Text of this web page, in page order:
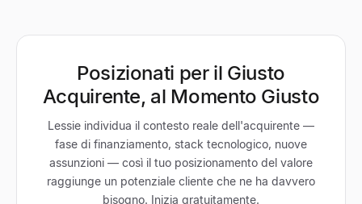
Posizionati per il Giusto
Acquirente, al Momento Giusto
Lessie individua il contesto reale dell'acquirente —
fase di finanziamento, stack tecnologico, nuove
assunzioni — così il tuo posizionamento del valore
raggiunge un potenziale cliente che ne ha davvero
bisogno. Inizia gratuitamente.